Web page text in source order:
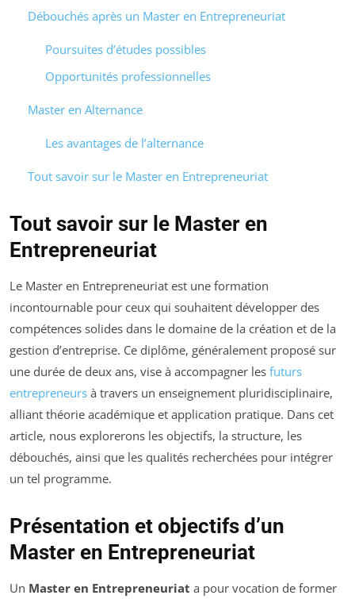
Débouchés après un Master en Entrepreneuriat
Poursuites d’études possibles
Opportunités professionnelles
Master en Alternance
Les avantages de l’alternance
Tout savoir sur le Master en Entrepreneuriat
Tout savoir sur le Master en
Entrepreneuriat
Le Master en Entrepreneuriat est une formation
incontournable pour ceux qui souhaitent développer des
compétences solides dans le domaine de la création et de la
gestion d’entreprise. Ce diplôme, généralement proposé sur
une durée de deux ans, vise à accompagner les futurs
entrepreneurs à travers un enseignement pluridisciplinaire,
alliant théorie académique et application pratique. Dans cet
article, nous explorerons les objectifs, la structure, les
débouchés, ainsi que les qualités recherchées pour intégrer
un tel programme.
Présentation et objectifs d’un
Master en Entrepreneuriat
Un Master en Entrepreneuriat a pour vocation de former